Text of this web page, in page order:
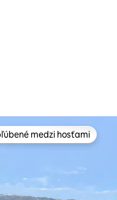
medzi hosťami
medzi hosťami